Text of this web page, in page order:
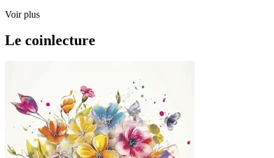
Voir plus
Le coinlecture